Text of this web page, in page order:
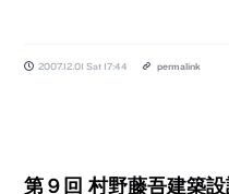
2007.12.01 Sat 17:44 permalink
第９回 村野藤吾建築